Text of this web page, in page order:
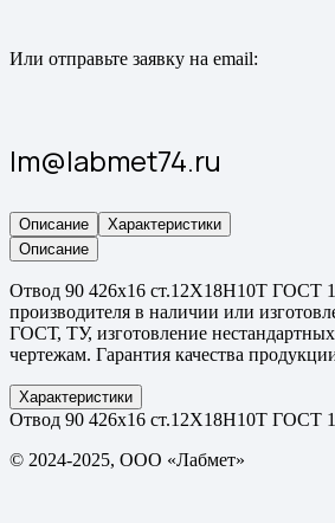
Или отправьте заявку на email:
lm@labmet74.ru
Описание
Характеристики
Описание
Отвод 90 426х16 ст.12Х18Н10Т ГОСТ
производителя в наличии или
ГОСТ, ТУ, изготовление
чертежам. Гарантия качества
Характеристики
Отвод 90 426х16 ст.12Х18Н10Т ГОСТ
© 2024-2025, ООО «Лабмет»